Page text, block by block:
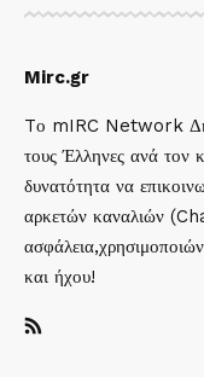
Mirc.gr
Tο mIRC Network
τους Έλληνες ανά τον
δυνατότητα να
αρκετών καναλιών
και ήχου!